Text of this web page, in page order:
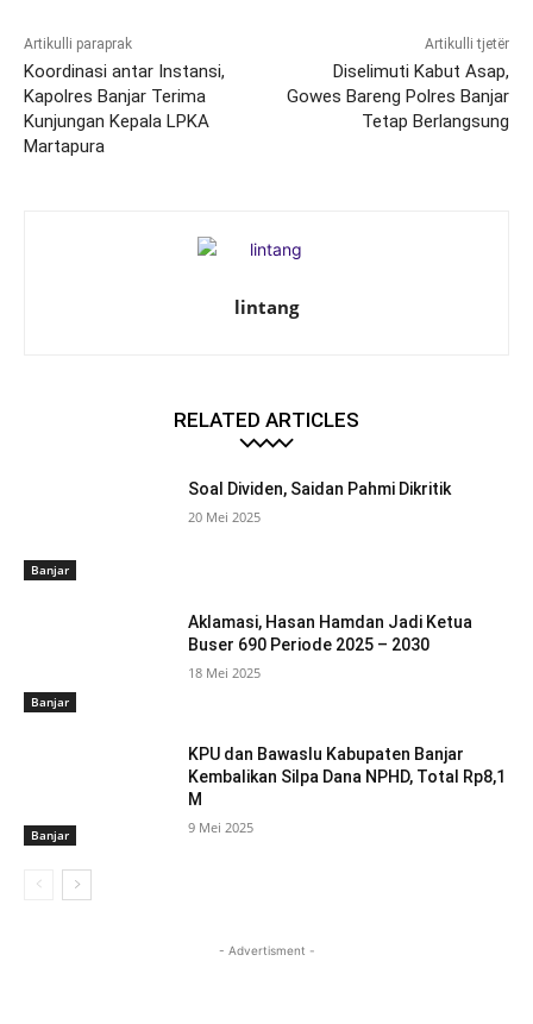
Artikulli paraprak
Koordinasi antar Instansi,
Kapolres Banjar Terima
Kunjungan Kepala LPKA
Martapura
Artikulli tjetër
Diselimuti Kabut Asap,
Gowes Bareng Polres Banjar
Tetap Berlangsung
lintang
RELATED ARTICLES
Banjar
Soal Dividen, Saidan Pahmi Dikritik
20 Mei 2025
Banjar
Aklamasi, Hasan Hamdan Jadi Ketua
Buser 690 Periode 2025 – 2030
18 Mei 2025
Banjar
KPU dan Bawaslu Kabupaten Banjar
Kembalikan Silpa Dana NPHD, Total Rp8,1
M
9 Mei 2025
- Advertisment -